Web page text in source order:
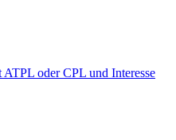
oder CPL und Interesse